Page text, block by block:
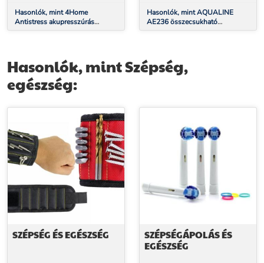
Hasonlók, mint 4Home
Antistress akupresszúrás
masszázs alátét és párna
Hasonlók, mint AQUALINE
AE236 összecsukható
zuhanyzószék 32 x 32,5 cm,
Hasonlók, mint Szépség,
egészség:
SZÉPSÉG ÉS EGÉSZSÉG
SZÉPSÉGÁPOLÁS ÉS
EGÉSZSÉG